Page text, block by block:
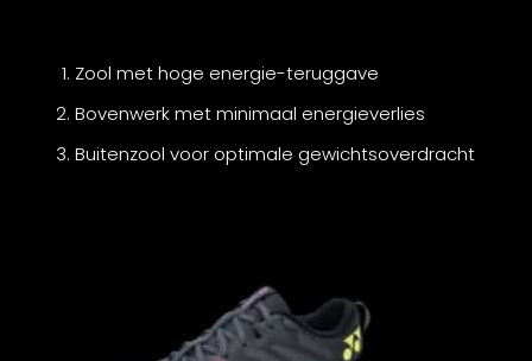
Zool met hoge energie-teruggave
Bovenwerk met minimaal energieverlies
Buitenzool voor optimale gewichtsoverdracht